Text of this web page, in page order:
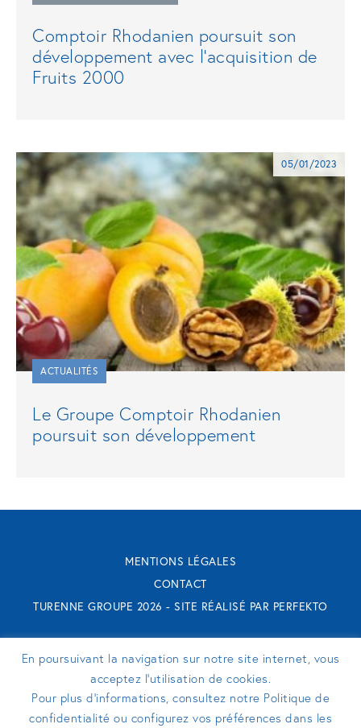
Comptoir Rhodanien poursuit son
développement avec l'acquisition de
Fruits 2000
05/01/2023
ACTUALITÉS
Le Groupe Comptoir Rhodanien
poursuit son développement
MENTIONS LÉGALES
CONTACT
TURENNE GROUPE 2026 - SITE RÉALISÉ PAR PERFEKTO
SUIVEZ-NOUS
En poursuivant la navigation sur notre site internet, vous
acceptez l’utilisation de cookies.
Pour plus d’informations, consultez notre Politique de
confidentialité ou configurez vos préférences dans les